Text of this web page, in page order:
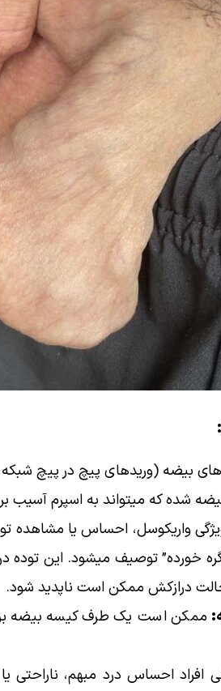
بیضه (وریدهای پیچ در پیچ
شده که میتواند به اسپرم آسیب
ویژگی واریکوسل، احساس یا مشاهده
گره خورده” توصیف میشود. این
درازکش ممکن است ناپدید شود.
ممکن است یک طرف کیسه بیضه
افراد احساس درد مبهم، ناراحتی